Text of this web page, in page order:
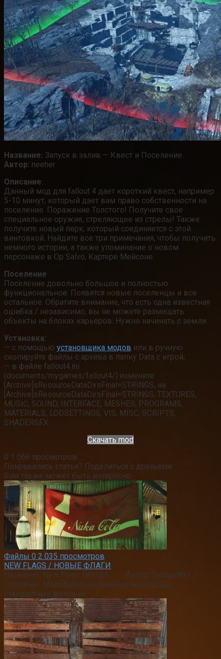
Название: Запуск в залив — Квест и Поселение.
Автор: neeher
Описание:
Данный мод для fallout 4 дает короткий квест, например
5-10 минут, который дает вам право собственности на
поселение. Поражение Толстого! Получите свое
специальное оружие, стреляющее из стрелы! Также
получите новый перк, который соединяется с этой
винтовкой. Найдите все три примечания, чтобы получить
немного истории, а также упоминание о новом
персонаже в Op Salvo, Картере Мейсоне.
Поселение
Поселение довольно большое и полностью
функциональное. Появятся новые поселенцы и все
остальное. Обратите внимание, что есть одна известная
ошибка / независимо, вы не можете размещать
объекты на блоках карьеров. Нужно начинать с земли.
Установка:
— с помощью установщика модов или в ручную
скопируйте файлы с архива в папку Data с игрой;
— в файле fallout4.ini
(documents/mygames/fallout4/):измените
[Archive]sResourceDataDirsFinal=STRINGS, на:
[Archive]sResourceDataDirsFinal=STRINGS, TEXTURES,
MUSIC, SOUND, INTERFACE, MESHES, PROGRAMS,
MATERIALS, LODSETTINGS, VIS, MISC, SCRIPTS,
SHADERSFX
Скачать mod
0 1 066 просмотров
Понравилась статья? Поделиться с друзьями:
Вам также может быть интересно
Файлы 0 2 035 просмотров
NEW FLAGS / НОВЫЕ ФЛАГИ
Название: New Flags fallout4 Автор: Tamayo831
Описание: Модификация заменит некоторые
стандартные флаги на